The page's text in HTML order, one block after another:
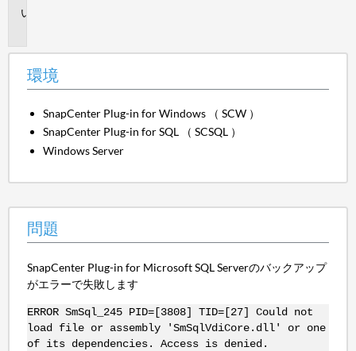
環境
SnapCenter Plug-in for Windows （ SCW ）
SnapCenter Plug-in for SQL （ SCSQL ）
Windows Server
問題
SnapCenter Plug-in for Microsoft SQL Serverのバックアップ
がエラーで失敗します
ERROR SmSql_245 PID=[3808] TID=[27] Could not
load file or assembly 'SmSqlVdiCore.dll' or one
of its dependencies. Access is denied.